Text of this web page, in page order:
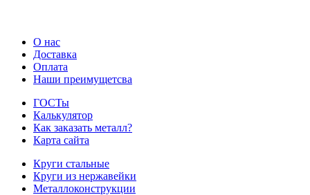
О нас
Доставка
Оплата
Наши преимущетсва
ГОСТы
Калькулятор
Как заказать металл?
Карта сайта
Круги стальные
Круги из нержавейки
Металлоконструкции